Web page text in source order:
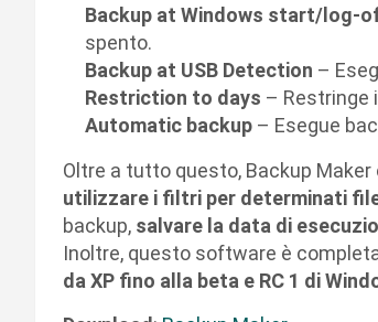
Backup at Windows start/log-
spento.
Backup at USB Detection –
Restriction to days – Restringe
Automatic backup – Esegue
Oltre a tutto questo, Backup
utilizzare i filtri per determinati
backup, salvare la data di
Inoltre, questo software è
da XP fino alla beta e RC 1 di